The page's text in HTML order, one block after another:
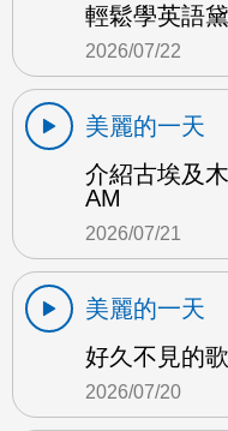
輕鬆學英語
2026/07/22
美麗的一天
介紹古埃及
AM
2026/07/21
美麗的一天
好久不見的
2026/07/20